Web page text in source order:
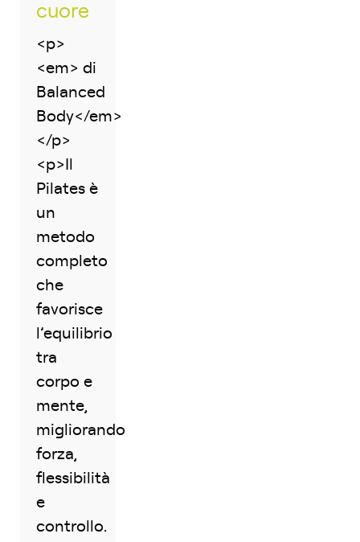
cuore
<p>
<em> di
Balanced
Body</em>
</p>
<p>Il
Pilates è
un
metodo
completo
che
favorisce
l’equilibrio
tra
corpo e
mente,
migliorando
forza,
flessibilità
e
controllo.